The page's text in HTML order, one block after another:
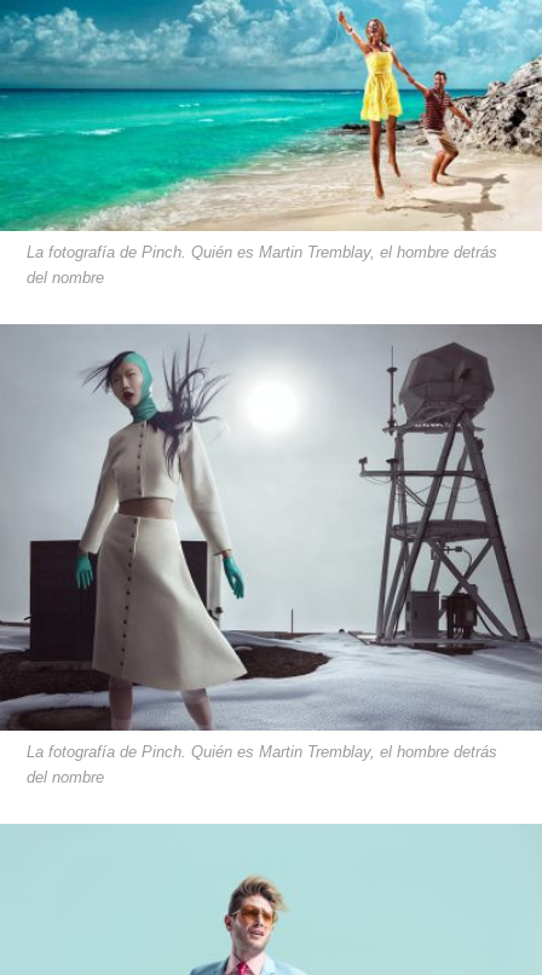
La fotografía de Pinch. Quién es Martin Tremblay, el hombre detrás
del nombre
La fotografía de Pinch. Quién es Martin Tremblay, el hombre detrás
del nombre